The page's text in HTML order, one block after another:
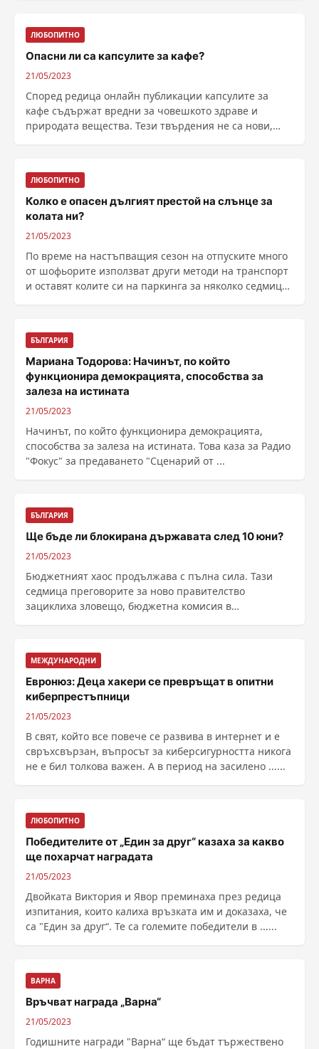
ЛЮБОПИТНО
Опасни ли са капсулите за кафе?
21/05/2023
Според редица онлайн публикации капсулите за
кафе съдържат вредни за човешкото здраве и
природата вещества. Тези твърдения не са нови,
ЛЮБОПИТНО
Колко е опасен дългият престой на слънце за
колата ни?
21/05/2023
По време на настъпващия сезон на отпуските много
от шофьорите използват други методи на транспорт
и оставят колите си на паркинга за няколко седмици
БЪЛГАРИЯ
Мариана Тодорова: Начинът, по който
функционира демокрацията, способства за
залеза на истината
21/05/2023
Начинът, по който функционира демокрацията,
способства за залеза на истината. Това каза за Радио
"Фокус" за предаването "Сценарий от ...
БЪЛГАРИЯ
Ще бъде ли блокирана държавата след 10 юни?
21/05/2023
Бюджетният хаос продължава с пълна сила. Тази
седмица преговорите за ново правителство
зациклиха зловещо, бюджетна комисия в
МЕЖДУНАРОДНИ
Евронюз: Деца хакери се превръщат в опитни
киберпрестъпници
21/05/2023
В свят, който все повече се развива в интернет и е
свръхсвързан, въпросът за киберсигурността никога
не е бил толкова важен. А в период на засилено ......
ЛЮБОПИТНО
Победителите от „Един за друг“ казаха за какво
ще похарчат наградата
21/05/2023
Двойката Виктория и Явор преминаха през редица
изпитания, които калиха връзката им и доказаха, че
са "Един за друг“. Те са големите победители в ......
ВАРНА
Връчват награда „Варна“
21/05/2023
Годишните награди "Варна“ ще бъдат тържествено